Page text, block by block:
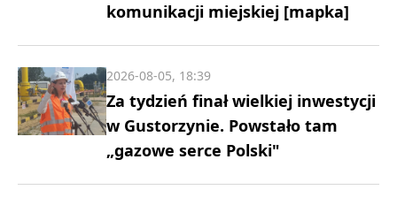
komunikacji miejskiej [mapka]
Za tydzień finał wielkiej inwestycji
w Gustorzynie. Powstało tam
„gazowe serce Polski"
2026-08-05, 18:39